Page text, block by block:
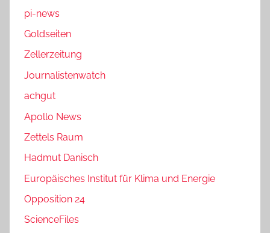
pi-news
Goldseiten
Zellerzeitung
Journalistenwatch
achgut
Apollo News
Zettels Raum
Hadmut Danisch
Europäisches Institut für Klima und Energie
Opposition 24
ScienceFiles